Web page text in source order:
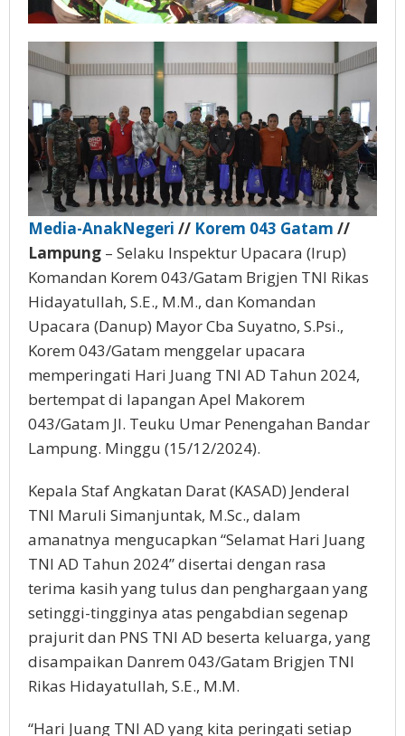
Media-AnakNegeri // Korem 043 Gatam //
Lampung – Selaku Inspektur Upacara (Irup)
Komandan Korem 043/Gatam Brigjen TNI Rikas
Hidayatullah, S.E., M.M., dan Komandan
Upacara (Danup) Mayor Cba Suyatno, S.Psi.,
Korem 043/Gatam menggelar upacara
memperingati Hari Juang TNI AD Tahun 2024,
bertempat di lapangan Apel Makorem
043/Gatam Jl. Teuku Umar Penengahan Bandar
Lampung. Minggu (15/12/2024).
Kepala Staf Angkatan Darat (KASAD) Jenderal
TNI Maruli Simanjuntak, M.Sc., dalam
amanatnya mengucapkan “Selamat Hari Juang
TNI AD Tahun 2024” disertai dengan rasa
terima kasih yang tulus dan penghargaan yang
setinggi-tingginya atas pengabdian segenap
prajurit dan PNS TNI AD beserta keluarga, yang
disampaikan Danrem 043/Gatam Brigjen TNI
Rikas Hidayatullah, S.E., M.M.
“Hari Juang TNI AD yang kita peringati setiap